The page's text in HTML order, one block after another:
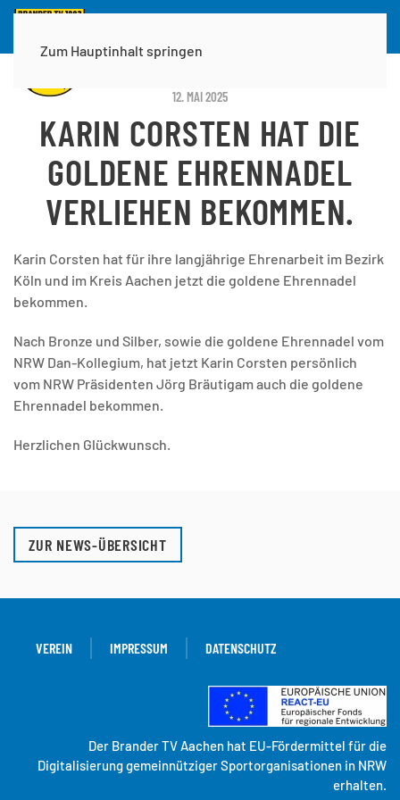
Zum Hauptinhalt springen
12. MAI 2025
KARIN CORSTEN HAT DIE
GOLDENE EHRENNADEL
VERLIEHEN BEKOMMEN.
Karin Corsten hat für ihre langjährige Ehrenarbeit im Bezirk
Köln und im Kreis Aachen jetzt die goldene Ehrennadel
bekommen.
Nach Bronze und Silber, sowie die goldene Ehrennadel vom
NRW Dan-Kollegium, hat jetzt Karin Corsten persönlich
vom NRW Präsidenten Jörg Bräutigam auch die goldene
Ehrennadel bekommen.
Herzlichen Glückwunsch.
ZUR NEWS-ÜBERSICHT
VEREIN IMPRESSUM DATENSCHUTZ
Der Brander TV Aachen hat EU-Fördermittel für die
Digitalisierung gemeinnütziger Sportorganisationen in NRW
erhalten.